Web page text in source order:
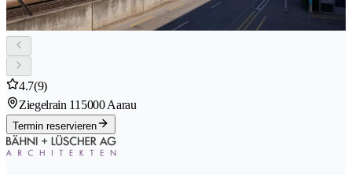
4.7(9)
Ziegelrain 11 5000 Aarau
Termin reservieren